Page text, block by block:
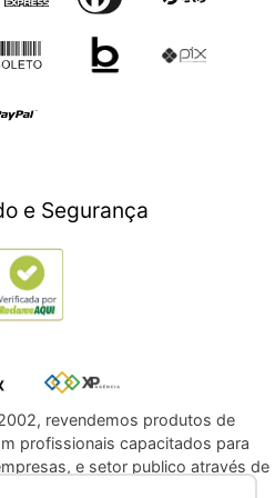
e Segurança
revendemos produtos de
profissionais capacitados para
e setor publico através de